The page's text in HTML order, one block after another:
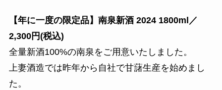
【年に一度の限定品】南泉新酒 2024 1800ml／
2,300円(税込)
全量新酒100%の南泉をご用意いたしました。
上妻酒造では昨年から自社で甘藷生産を始めまし
た。